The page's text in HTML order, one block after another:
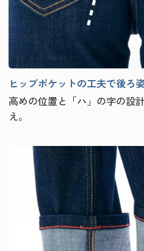
ヒップポケットの工夫で後ろ
高めの位置と「ハ」の字の設
え。